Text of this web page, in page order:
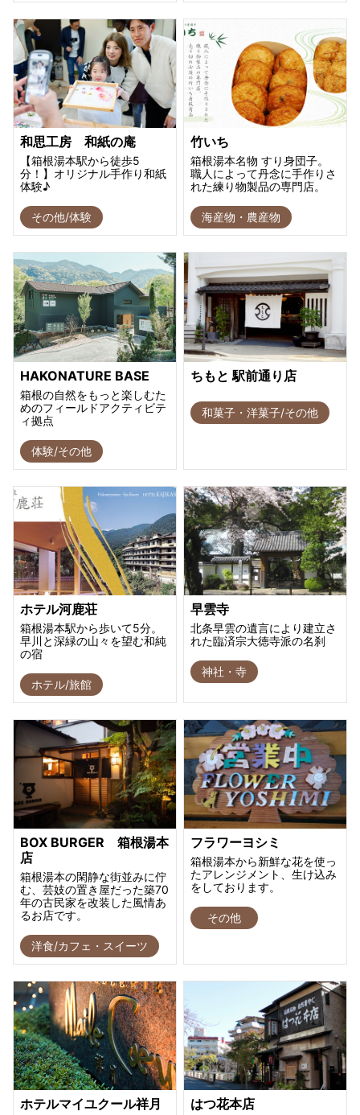
和思工房 和紙の庵
【箱根湯本駅から徒歩5
分！】オリジナル手作り和紙
体験♪
その他/体験
竹いち
箱根湯本名物 すり身団子。
職人によって丹念に手作りさ
れた練り物製品の専門店。
海産物・農産物
HAKONATURE BASE
箱根の自然をもっと楽しむた
めのフィールドアクティビテ
ィ拠点
体験/その他
ちもと 駅前通り店
和菓子・洋菓子/その他
ホテル河鹿荘
箱根湯本駅から歩いて5分。
早川と深緑の山々を望む和純
の宿
ホテル/旅館
早雲寺
北条早雲の遺言により建立さ
れた臨済宗大徳寺派の名刹
神社・寺
BOX BURGER 箱根湯本
店
箱根湯本の閑静な街並みに佇
む、芸妓の置き屋だった築70
年の古民家を改装した風情あ
るお店です。
洋食/カフェ・スイーツ
フラワーヨシミ
箱根湯本から新鮮な花を使っ
たアレンジメント、生け込み
をしております。
その他
ホテルマイユクール祥月 はつ花本店